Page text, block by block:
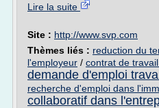
Lire la suite
Site : http://www.svp.com
Thèmes liés : reduction du
l'employeur / contrat de
demande d'emploi
recherche d'emploi dans
collaboratif dans